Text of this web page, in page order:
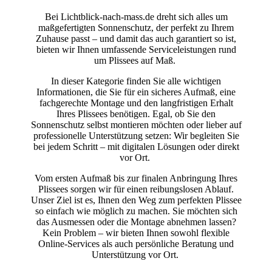
Bei Lichtblick-nach-mass.de dreht sich alles um
maßgefertigten Sonnenschutz, der perfekt zu Ihrem
Zuhause passt – und damit das auch garantiert so ist,
bieten wir Ihnen umfassende Serviceleistungen rund
um Plissees auf Maß.
In dieser Kategorie finden Sie alle wichtigen
Informationen, die Sie für ein sicheres Aufmaß, eine
fachgerechte Montage und den langfristigen Erhalt
Ihres Plissees benötigen. Egal, ob Sie den
Sonnenschutz selbst montieren möchten oder lieber auf
professionelle Unterstützung setzen: Wir begleiten Sie
bei jedem Schritt – mit digitalen Lösungen oder direkt
vor Ort.
Vom ersten Aufmaß bis zur finalen Anbringung Ihres
Plissees sorgen wir für einen reibungslosen Ablauf.
Unser Ziel ist es, Ihnen den Weg zum perfekten Plissee
so einfach wie möglich zu machen. Sie möchten sich
das Ausmessen oder die Montage abnehmen lassen?
Kein Problem – wir bieten Ihnen sowohl flexible
Online-Services als auch persönliche Beratung und
Unterstützung vor Ort.